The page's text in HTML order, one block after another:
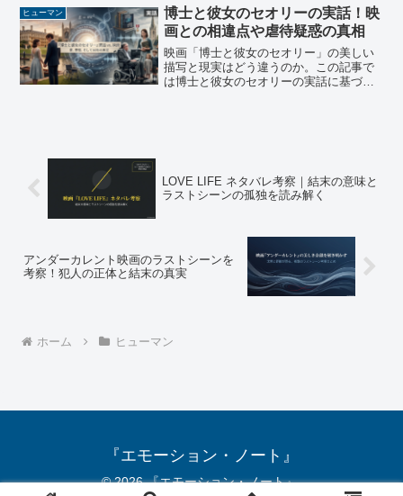
るのは気のせいでしょうか。 ポテチの袋
に手を伸ばそうとして...
ヒューマン
博士と彼女のセオリーの実話！映
画との相違点や虐待疑惑の真相
映画「博士と彼女のセオリー」の美しい
描写と現実はどう違うのか。この記事で
は博士と彼女のセオリーの実話に基づ
LOVE LIFE ネタバレ考察｜結末の意味と
ラストシーンの孤独を読み解く
アンダーカレント映画のラストシーンを
考察！犯人の正体と結末の真実
ホーム ヒューマン
『エモーション・ノート』
© 2026 『エモーション・ノート』.